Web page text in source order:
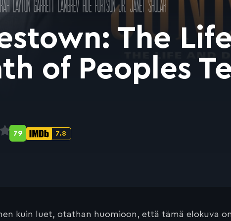
LAYTON GARRETT LAMBREV HUE FORTSON JR. JANET SHULAR
The
of Peoples
IMDb-
7.8
Metascore-
79
kuin luet, otathan huomioon, että tämä elokuva